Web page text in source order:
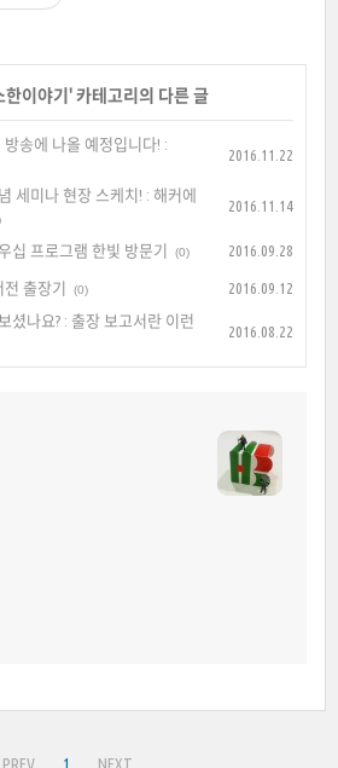
한이야기' 카테고리의 다른 글
방송에 나올 예정입니다! :
2016.11.22
세미나 현장 스케치! : 해커에
2016.11.14
십 프로그램 한빛 방문기 (0) 2016.09.28
전 출장기 (0)
2016.09.12
셨나요? : 출장 보고서란 이런
2016.08.22
PREV 1 NEXT